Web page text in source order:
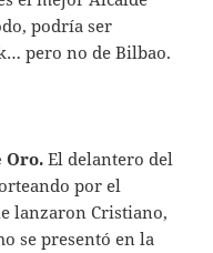
podría ser
pero no de Bilbao.
Oro.El delantero del
por el
lanzaron Cristiano,
se presentó en la